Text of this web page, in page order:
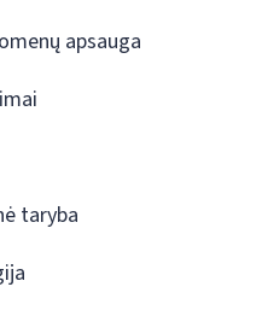
apsauga
taryba